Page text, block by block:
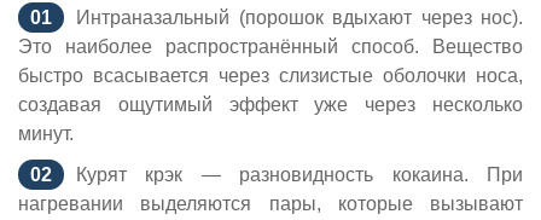
Интраназальный (порошок вдыхают через нос).
Это наиболее распространённый способ. Вещество
быстро всасывается через слизистые оболочки носа,
создавая ощутимый эффект уже через несколько
минут.
Курят крэк — разновидность кокаина. При
нагревании выделяются пары, которые вызывают